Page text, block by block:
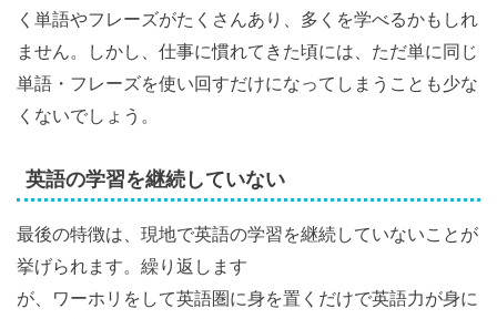
く単語やフレーズがたくさんあり、多くを学べるかもしれ
ません。しかし、仕事に慣れてきた頃には、ただ単に同じ
単語・フレーズを使い回すだけになってしまうことも少な
くないでしょう。
英語の学習を継続していない
最後の特徴は、現地で英語の学習を継続していないことが
挙げられます。繰り返します
が、ワーホリをして英語圏に身を置くだけで英語力が身に